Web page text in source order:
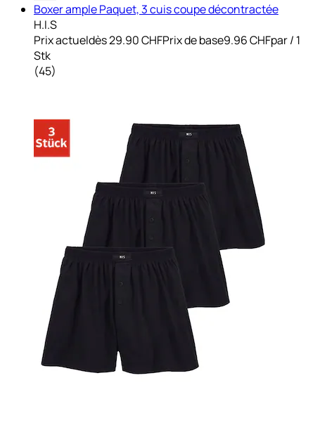
Boxer ample Paquet, 3 cuis coupe décontractée
H.I.S
Prix actueldès29.90 CHFPrix de base9.96 CHFpar/ 1
Stk
(45)